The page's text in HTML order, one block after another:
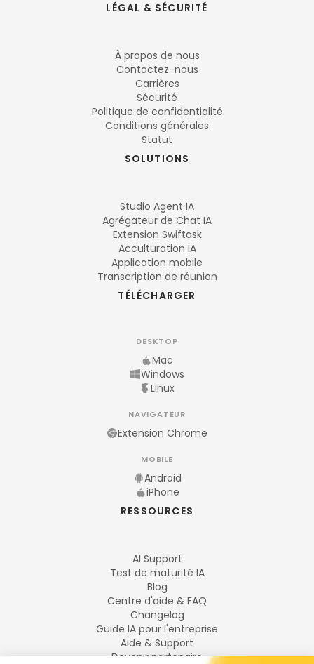
LÉGAL & SÉCURITÉ
À propos de nous
Contactez-nous
Carrières
Sécurité
Politique de confidentialité
Conditions générales
Statut
SOLUTIONS
Studio Agent IA
Agrégateur de Chat IA
Extension Swiftask
Acculturation IA
Application mobile
Transcription de réunion
TÉLÉCHARGER
DESKTOP
Mac
Windows
Linux
NAVIGATEUR
Extension Chrome
MOBILE
Android
iPhone
RESSOURCES
AI Support
Test de maturité IA
Blog
Centre d'aide & FAQ
Changelog
Guide IA pour l'entreprise
Aide & Support
Devenir partenaire